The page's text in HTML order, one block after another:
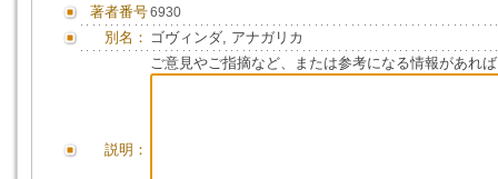
著者番号6930
別名： ゴヴィンダ, アナガリカ
説明：
ご意見やご指摘など、または参考になる情報があれ